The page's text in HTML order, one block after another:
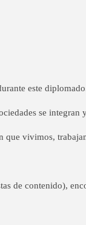
este
se integran
que vivimos,
de contenido),